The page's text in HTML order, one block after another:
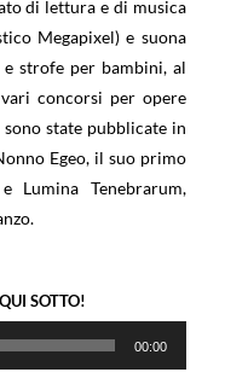
di lettura e di musica
Megapixel) e suona
strofe per bambini, al
concorsi per opere
state pubblicate in
Egeo, il suo primo
Lumina Tenebrarum,
SOTTO!
00:00